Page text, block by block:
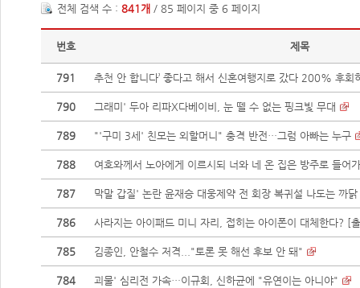
전체 검색 수 : 841개 / 85 페이지 중 6 페이지
번호 제목
791 추천 안 합니다’ 좋다고 해서 신혼여행지로 갔다 200% 후회
790 그래미' 두아 리파X다베이비, 눈 뗄 수 없는 핑크빛 무대
789 "'구미 3세' 친모는 외할머니" 충격 반전…그럼 아빠는 누구
788 여호와께서 노아에게 이르시되 너와 네 온 집은 방주로 들어
787 막말 갑질' 논란 윤재승 대웅제약 전 회장 복귀설 나도는 까닭
786 사라지는 아이패드 미니 자리, 접히는 아이폰이 대체한다? [
785 김종인, 안철수 저격..."토론 못 해선 후보 안 돼"
784 괴물' 심리전 가속…이규회, 신하균에 "유연이는 아니야"